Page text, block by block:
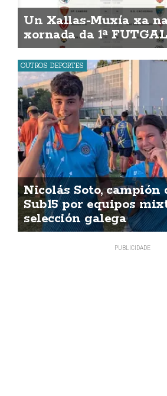
Un Xallas-Muxía xa
xornada da 1ª
OUTROS DEPORTES
Nicolás Soto, campión
Sub15 por equipos
selección galega